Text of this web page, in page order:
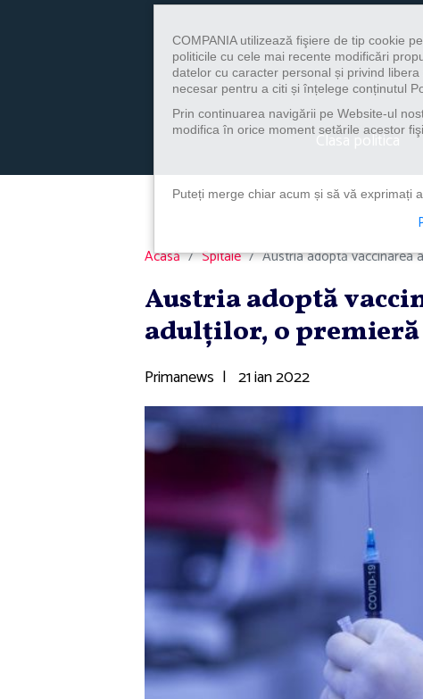
Clasa politica
Acasă Spitale Austria adoptă vaccinarea
Austria adoptă
adulţilor, o
Primanews | 21 ian 2022
COMPANIA utilizează fişiere de tip cookie
politicile cu cele mai recente modificări
datelor cu caracter personal și privind
necesar pentru a citi și înțelege conținutul
Prin continuarea navigării pe Website-ul
modifica în orice moment setările acestor
Puteți merge chiar acum și să vă exprimați